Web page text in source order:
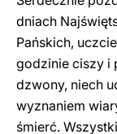
dniach
Pańskich,
godzinie ciszy i
dzwony, niech
wyznaniem
śmierć.